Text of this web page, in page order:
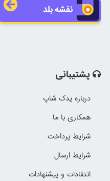
نقشه بلد
پشتیبانی
درباره یدک شاپ
همکاری با ما
شرایط پرداخت
شرایط ارسال
انتقادات و پیشنهادات